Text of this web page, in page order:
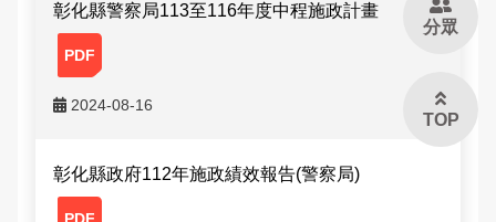
彰化縣警察局113至116年度中程施政計畫
2024-08-16
彰化縣政府112年施政績效報告(警察局)
分眾
TOP